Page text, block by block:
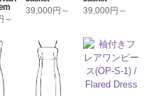
～
39,000円～
39,000円～